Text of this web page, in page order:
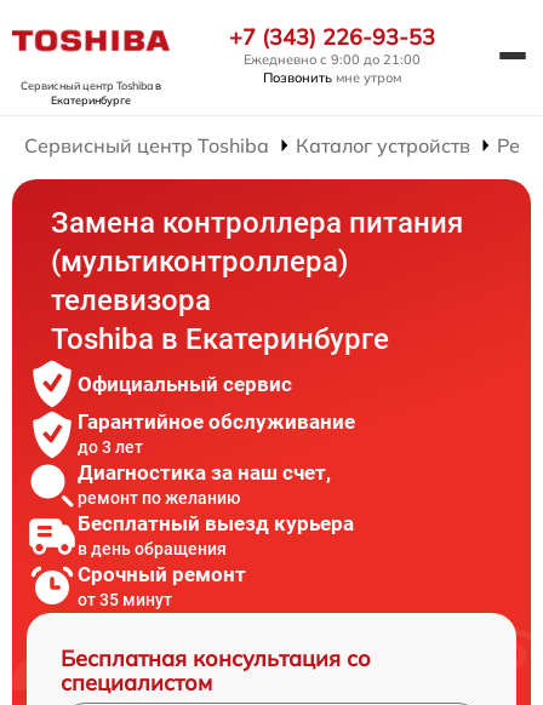
Сервисный центр Toshibaв
Екатеринбурге
+7 (343) 226-93-53
Ежедневно с 9:00 до 21:00
Позвонить мне утром
Сервисный центр Toshiba Каталог устройств
Замена контроллера питания
(мультиконтроллера)
телевизора
Toshiba в Екатеринбурге
Официальный сервис
Гарантийное обслуживание
до 3 лет
Диагностика за наш счет,
ремонт по желанию
Бесплатный выезд курьера
в день обращения
Срочный ремонт
от 35 минут
Бесплатная консультация со
специалистом